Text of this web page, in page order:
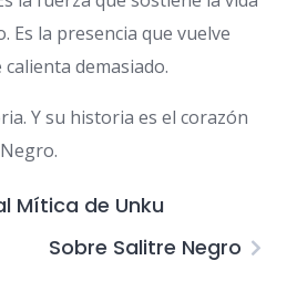
Es la presencia que vuelve
demasiado.
Y su historia es el corazón
Mítica de Unku
Sobre Salitre Negro